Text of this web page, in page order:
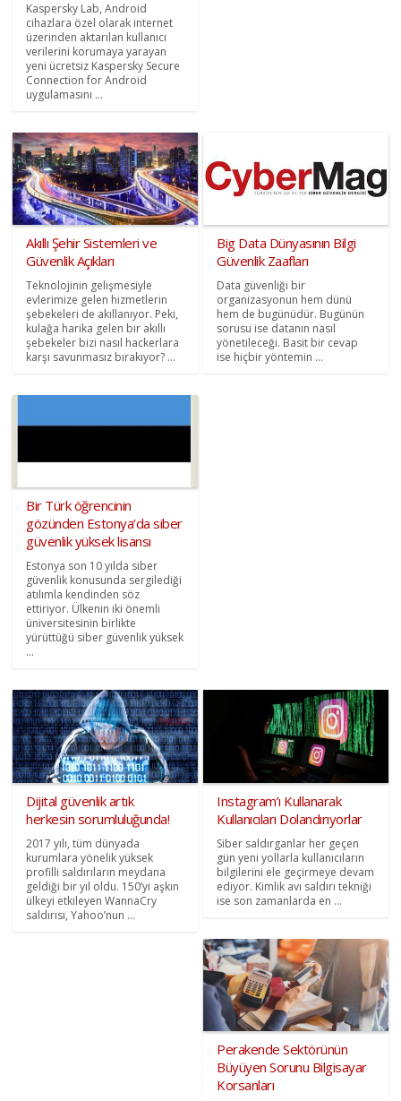
Kaspersky Lab, Android
cihazlara özel olarak internet
üzerinden aktarılan kullanıcı
verilerini korumaya yarayan
yeni ücretsiz Kaspersky Secure
Connection for Android
uygulamasını ...
Akıllı Şehir Sistemleri ve
Güvenlik Açıkları
Teknolojinin gelişmesiyle
evlerimize gelen hizmetlerin
şebekeleri de akıllanıyor. Peki,
kulağa harika gelen bir akıllı
şebekeler bizi nasıl hackerlara
karşı savunmasız bırakıyor? ...
Big Data Dünyasının Bilgi
Güvenlik Zaafları
Data güvenliği bir
organizasyonun hem dünü
hem de bugünüdür. Bugünün
sorusu ise datanın nasıl
yönetileceği. Basit bir cevap
ise hiçbir yöntemin ...
Bir Türk öğrencinin
gözünden Estonya’da siber
güvenlik yüksek lisansı
Estonya son 10 yılda siber
güvenlik konusunda sergilediği
atılımla kendinden söz
ettiriyor. Ülkenin iki önemli
üniversitesinin birlikte
yürüttüğü siber güvenlik yüksek
...
Dijital güvenlik artık
herkesin sorumluluğunda!
2017 yılı, tüm dünyada
kurumlara yönelik yüksek
profilli saldırıların meydana
geldiği bir yıl oldu. 150’yi aşkın
ülkeyi etkileyen WannaCry
saldırısı, Yahoo’nun ...
Instagram’ı Kullanarak
Kullanıcıları Dolandırıyorlar
Siber saldırganlar her geçen
gün yeni yollarla kullanıcıların
bilgilerini ele geçirmeye devam
ediyor. Kimlik avı saldırı tekniği
ise son zamanlarda en ...
Perakende Sektörünün
Büyüyen Sorunu Bilgisayar
Korsanları